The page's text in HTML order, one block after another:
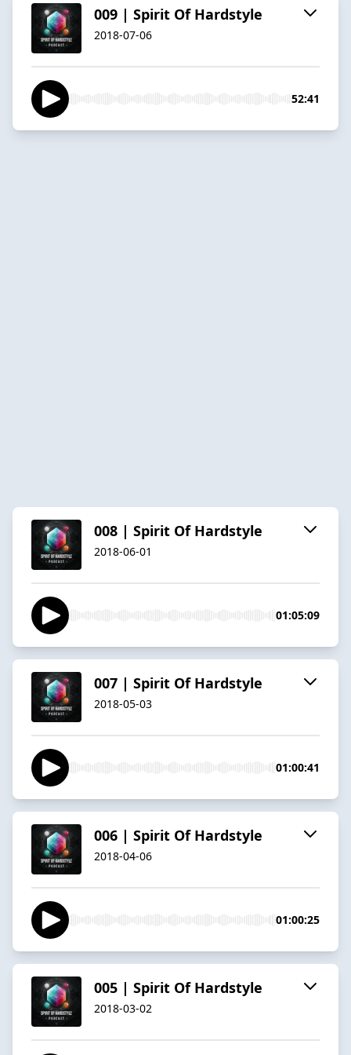
009 | Spirit Of Hardstyle
2018-07-06
52:41
008 | Spirit Of Hardstyle
2018-06-01
01:05:09
007 | Spirit Of Hardstyle
2018-05-03
01:00:41
006 | Spirit Of Hardstyle
2018-04-06
01:00:25
005 | Spirit Of Hardstyle
2018-03-02